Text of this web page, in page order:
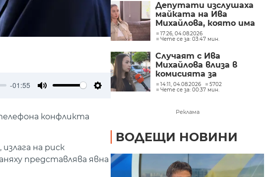
-01:55
конфликта
на риск
представлява явна
Депутати изслушаха
майката на Ива
Михайлова, която има
забрана да се лекува у
нас
17:26, 04.08.2026
Чете се за: 03:47 мин.
Случаят с Ива
Михайлова влиза в
комисията за
българите в чужбина
14:11, 04.08.2026
5702
Чете се за: 00:37 мин.
Реклама
ВОДЕЩИ НОВИНИ